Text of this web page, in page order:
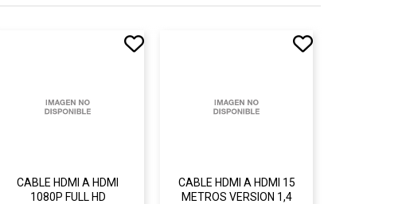
CABLE HDMI A HDMI
1080P FULL HD
CABLE HDMI A HDMI 15
METROS VERSION 1,4